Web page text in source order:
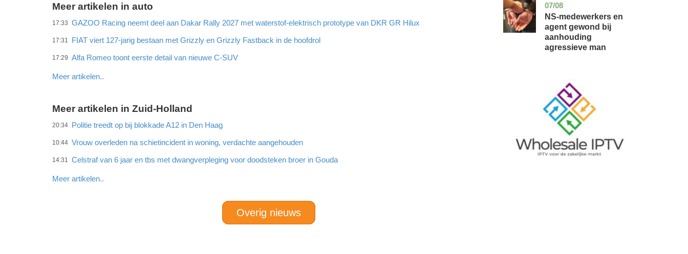
Meer artikelen in auto
17:33 GAZOO Racing neemt deel aan Dakar Rally 2027 met waterstof-elektrisch prototype van DKR GR Hilux
17:31 FIAT viert 127-jarig bestaan met Grizzly en Grizzly Fastback in de hoofdrol
17:29 Alfa Romeo toont eerste detail van nieuwe C-SUV
Meer artikelen..
Meer artikelen in Zuid-Holland
20:34 Politie treedt op bij blokkade A12 in Den Haag
10:44 Vrouw overleden na schietincident in woning, verdachte aangehouden
14:31 Celstraf van 6 jaar en tbs met dwangverpleging voor doodsteken broer in Gouda
Meer artikelen..
Overig nieuws
07/08
flevoland
nieuws
NS-medewerkers en
agent gewond bij
aanhouding
agressieve man